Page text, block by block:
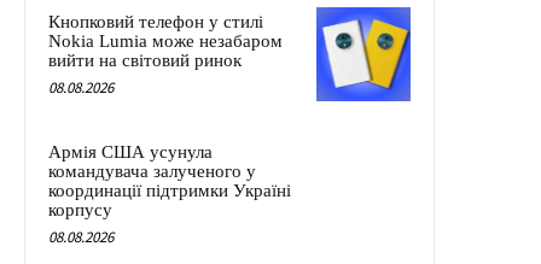
Кнопковий телефон у стилі
Nokia Lumia може незабаром
вийти на світовий ринок
08.08.2026
Армія США усунула
командувача залученого у
координації підтримки Україні
корпусу
08.08.2026